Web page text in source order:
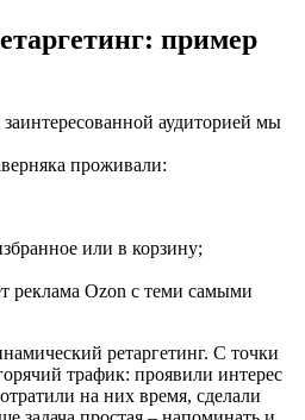
пример
аудиторией мы
проживали:
или в корзину;
реклама Ozon с теми самыми
ретаргетинг. С точки
трафик: проявили интерес
на них время, сделали